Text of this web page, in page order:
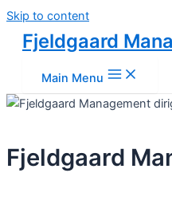
Skip to content
Fjeldgaard
Main Menu
Fjeldgaard